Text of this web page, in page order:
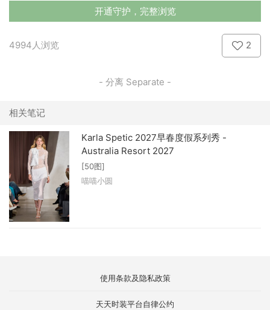
开通守护，完整浏览
4994人浏览 2
- 分离 Separate -
相关笔记
Karla Spetic 2027早春度假系列秀 -
Australia Resort 2027
[50图]
喵喵小圆
使用条款及隐私政策
天天时装平台自律公约